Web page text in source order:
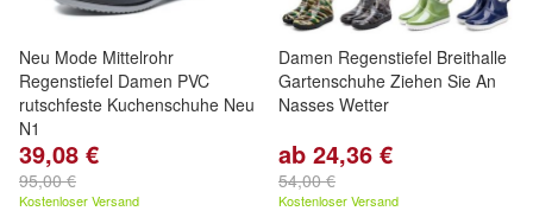
Neu Mode Mittelrohr
Regenstiefel Damen PVC
rutschfeste Kuchenschuhe Neu
N1
39,08 €
95,00 €
Kostenloser Versand
Damen Regenstiefel Breithalle
Gartenschuhe Ziehen Sie An
Nasses Wetter
ab 24,36 €
54,00 €
Kostenloser Versand